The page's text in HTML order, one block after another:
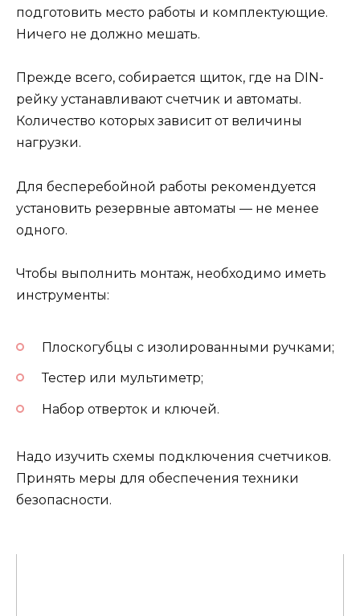
подготовить место работы и комплектующие.
Ничего не должно мешать.
Прежде всего, собирается щиток, где на DIN-
рейку устанавливают счетчик и автоматы.
Количество которых зависит от величины
нагрузки.
Для бесперебойной работы рекомендуется
установить резервные автоматы — не менее
одного.
Чтобы выполнить монтаж, необходимо иметь
инструменты:
Плоскогубцы с изолированными ручками;
Тестер или мультиметр;
Набор отверток и ключей.
Надо изучить схемы подключения счетчиков.
Принять меры для обеспечения техники
безопасности.